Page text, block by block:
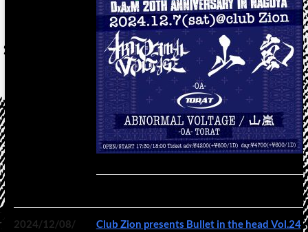
2024/12/08/
Club Zion presents Bullet in the head Vol.24